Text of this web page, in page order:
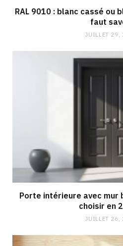
RAL 9010 : blanc cassé ou
faut
JUILLET 29,
Porte intérieure avec mur
choisir en
JUILLET 26,